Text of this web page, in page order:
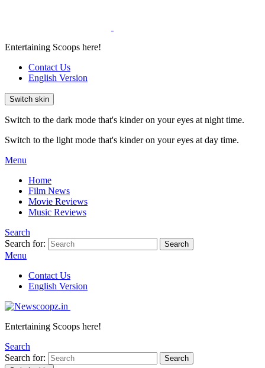
Entertaining Scoops here!
Contact Us
English Version
Switch skin
Switch to the dark mode that's kinder on your eyes at night time.
Switch to the light mode that's kinder on your eyes at day time.
Menu
Home
Film News
Movie Reviews
Music Reviews
Search
Search for:
Search
Menu
Contact Us
English Version
Entertaining Scoops here!
Search
Search for:
Search